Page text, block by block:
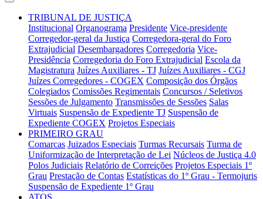
TRIBUNAL DE JUSTIÇA
Institucional Organograma Presidente Vice-presidente
Corregedor-geral da Justiça Corregedora-geral do Foro
Extrajudicial Desembargadores Corregedoria Vice-
Presidência Corregedoria do Foro Extrajudicial Escola da
Magistratura Juízes Auxiliares - TJ Juízes Auxiliares - CGJ
Juízes Corregedores - COGEX Composição dos Órgãos
Colegiados Comissões Regimentais Concursos / Seletivos
Sessões de Julgamento Transmissões de Sessões Salas
Virtuais Suspensão de Expediente TJ Suspensão de
Expediente COGEX Projetos Especiais
PRIMEIRO GRAU
Comarcas Juizados Especiais Turmas Recursais Turma de
Uniformização de Interpretação de Lei Núcleos de Justiça 4.0
Polos Judiciais Relatório de Correições Projetos Especiais 1º
Grau Prestação de Contas Estatísticas do 1º Grau - Termojuris
Suspensão de Expediente 1º Grau
ATOS